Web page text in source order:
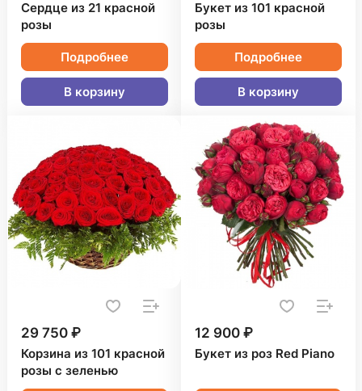
Сердце из 21 красной
розы
Подробнее
В корзину
Букет из 101 красной
розы
Подробнее
В корзину
29 750 ₽
Корзина из 101 красной
розы с зеленью
12 900 ₽
Букет из роз Red Piano